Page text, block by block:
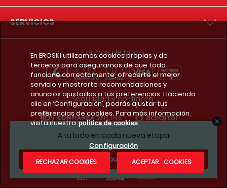
A tu lado en cada nueva etapa
¿Te apuntas?
SERVICIOS
Formas de pago:
Seguridad y confianza:
Premios y reconocimientos:
En EROSKI utilizamos cookies propias y de
terceros para asegurarnos de que todo
funcione correctamente, ofrecerte el mejor
servicio y mostrarte recomendaciones y
anuncios ajustados a tus preferencias. Haciendo
clic en ‘Configuración’, podrás ajustar tus
preferencias de cookies. Para más información,
visita nuestra política de cookies
Configuración
RECHAZAR COOKIES
ACEPTAR COOKIES